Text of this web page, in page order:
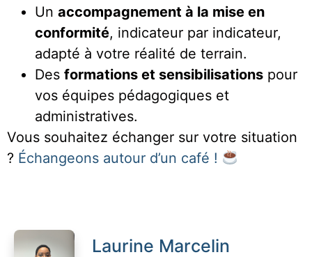
Un accompagnement à la mise en
conformité, indicateur par indicateur,
adapté à votre réalité de terrain.
Des formations et sensibilisations pour
vos équipes pédagogiques et
administratives.
Vous souhaitez échanger sur votre situation
? Échangeons autour d’un café !
Laurine Marcelin